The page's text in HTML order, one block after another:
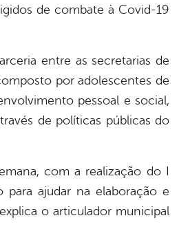
de combate à Covid-19
entre as secretarias de
por adolescentes de
pessoal e social,
de políticas públicas do
com a realização do I
ajudar na elaboração e
o articulador municipal